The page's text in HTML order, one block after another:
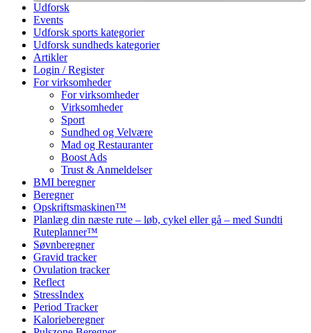
Udforsk
Events
Udforsk sports kategorier
Udforsk sundheds kategorier
Artikler
Login / Register
For virksomheder
For virksomheder
Virksomheder
Sport
Sundhed og Velvære
Mad og Restauranter
Boost Ads
Trust & Anmeldelser
BMI beregner
Beregner
Opskriftsmaskinen™
Planlæg din næste rute – løb, cykel eller gå – med Sundti
Ruteplanner™
Søvnberegner
Gravid tracker
Ovulation tracker
Reflect
StressIndex
Period Tracker
Kalorieberegner